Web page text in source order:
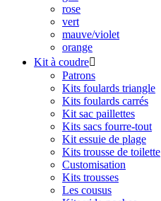
rose
vert
mauve/violet
orange
Kit à coudre
Patrons
Kits foulards triangle
Kits foulards carrés
Kit sac paillettes
Kits sacs fourre-tout
Kit essuie de plage
Kits trousse de toilette
Customisation
Kits trousses
Les cousus